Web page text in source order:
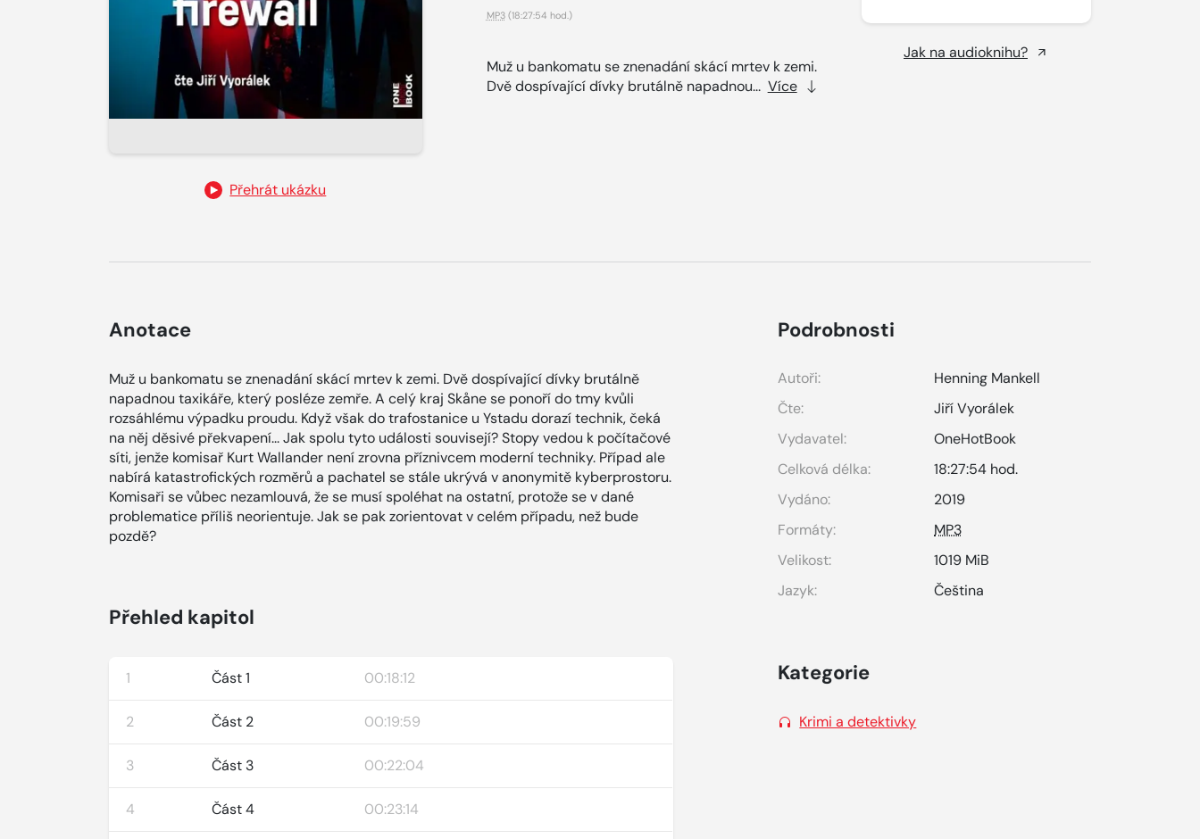
Přehrát ukázku
MP3(18:27:54 hod.)
Muž u bankomatu se znenadání skácí mrtev k zemi.
Dvě dospívající dívky brutálně napadnou... Více
Jak na audioknihu?
Anotace
Muž u bankomatu se znenadání skácí mrtev k zemi. Dvě dospívající dívky brutálně
napadnou taxikáře, který posléze zemře. A celý kraj Skåne se ponoří do tmy kvůli
rozsáhlému výpadku proudu. Když však do trafostanice u Ystadu dorazí technik, čeká
na něj děsivé překvapení... Jak spolu tyto události souvisejí? Stopy vedou k počítačové
síti, jenže komisař Kurt Wallander není zrovna příznivcem moderní techniky. Případ ale
nabírá katastrofických rozměrů a pachatel se stále ukrývá v anonymitě kyberprostoru.
Komisaři se vůbec nezamlouvá, že se musí spoléhat na ostatní, protože se v dané
problematice příliš neorientuje. Jak se pak zorientovat v celém případu, než bude
pozdě?
Přehled kapitol
1 Část 1 00:18:12
2 Část 2 00:19:59
3 Část 3 00:22:04
4 Část 4 00:23:14
Podrobnosti
Autoři:
Henning Mankell
Čte:
Jiří Vyorálek
Vydavatel:
OneHotBook
Celková délka:
18:27:54 hod.
Vydáno:
2019
Formáty:
MP3
Velikost:
1019 MiB
Jazyk:
Čeština
Kategorie
Krimi a detektivky